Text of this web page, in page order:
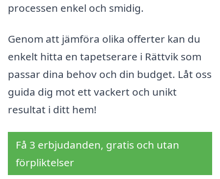
processen enkel och smidig.
Genom att jämföra olika offerter kan du
enkelt hitta en tapetserare i Rättvik som
passar dina behov och din budget. Låt oss
guida dig mot ett vackert och unikt
resultat i ditt hem!
Få 3 erbjudanden, gratis och utan
förpliktelser